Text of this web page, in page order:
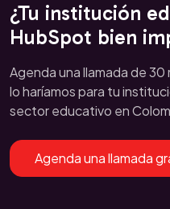
¿Tu institución
HubSpot bien
Agenda una llamada de
lo haríamos para tu
sector educativo en
Agenda una llamada